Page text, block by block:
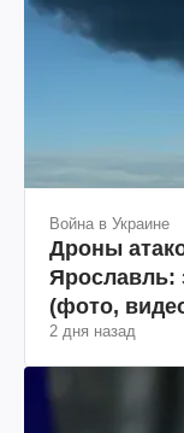
Война в Украине
Дроны
Ярославль:
(фото,
2 дня назад